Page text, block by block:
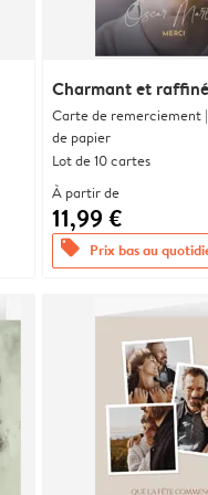
Charmant et raffiné
Carte de remerciement
de papier
Lot de 10 cartes
À partir de
11,99 €
offers Prix bas au